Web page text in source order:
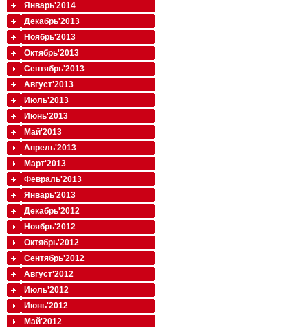
Январь'2014
Декабрь'2013
Ноябрь'2013
Октябрь'2013
Сентябрь'2013
Август'2013
Июль'2013
Июнь'2013
Май'2013
Апрель'2013
Март'2013
Февраль'2013
Январь'2013
Декабрь'2012
Ноябрь'2012
Октябрь'2012
Сентябрь'2012
Август'2012
Июль'2012
Июнь'2012
Май'2012